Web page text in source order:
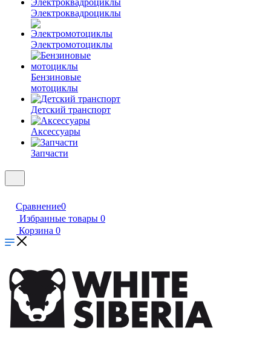
Электроквадроциклы
Электромотоциклы
Бензиновые
мотоциклы
Детский транспорт
Аксессуары
Запчасти
Сравнение0
Избранные товары 0
Корзина 0